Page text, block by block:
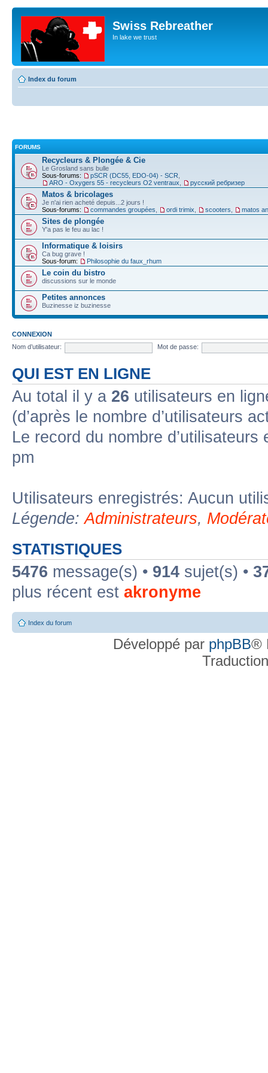
Swiss Rebreather
In lake we trust
Index du forum
FORUMS
Recycleurs & Plongée & Cie
Le Grosland sans bulle
Sous-forums:
pSCR (DC55, EDO-04) - SCR
ARO - Oxygers 55 - recycleurs O2 ventraux
русский ребризер
Matos & bricolages
Je n'ai rien acheté depuis...2 jours !
Sous-forums:
commandes groupées ordi trimix scooters matos
Sites de plongée
Y'a pas le feu au lac !
Informatique & loisirs
Ca bug grave !
Sous-forum:
Philosophie du faux_rhum
Le coin du bistro
discussions sur le monde
Petites annonces
Buzinesse iz buzinesse
CONNEXION
Nom d’utilisateur:
Mot de passe:
QUI EST EN LIGNE
Au total il y a 26 utilisateurs en
(d’après le nombre d’utilisateurs
Le record du nombre
pm
Utilisateurs enregistrés: Aucun
Légende:Administrateurs,
STATISTIQUES
5476 message(s) • 914 sujet(s) •
plus récent est akronyme
Index du forum
Développé par phpBB®